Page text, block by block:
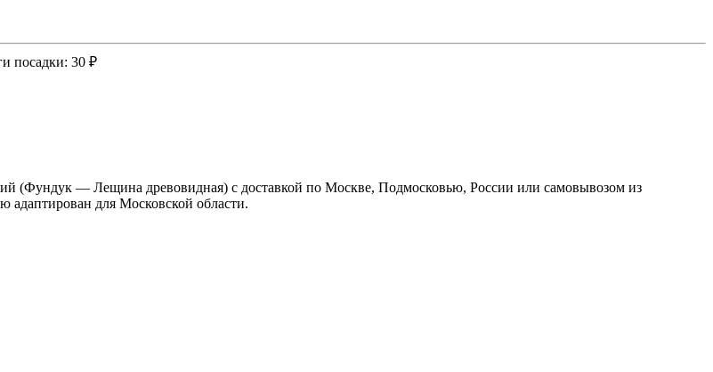
посадки: 30 ₽
(Фундук — Лещина древовидная) с доставкой по Москве, Подмосковью, России или самовывозом из
для Московской области.